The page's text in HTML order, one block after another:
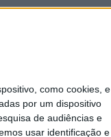
como cookies, e
por um dispositivo
de audiências e
usar identificação e